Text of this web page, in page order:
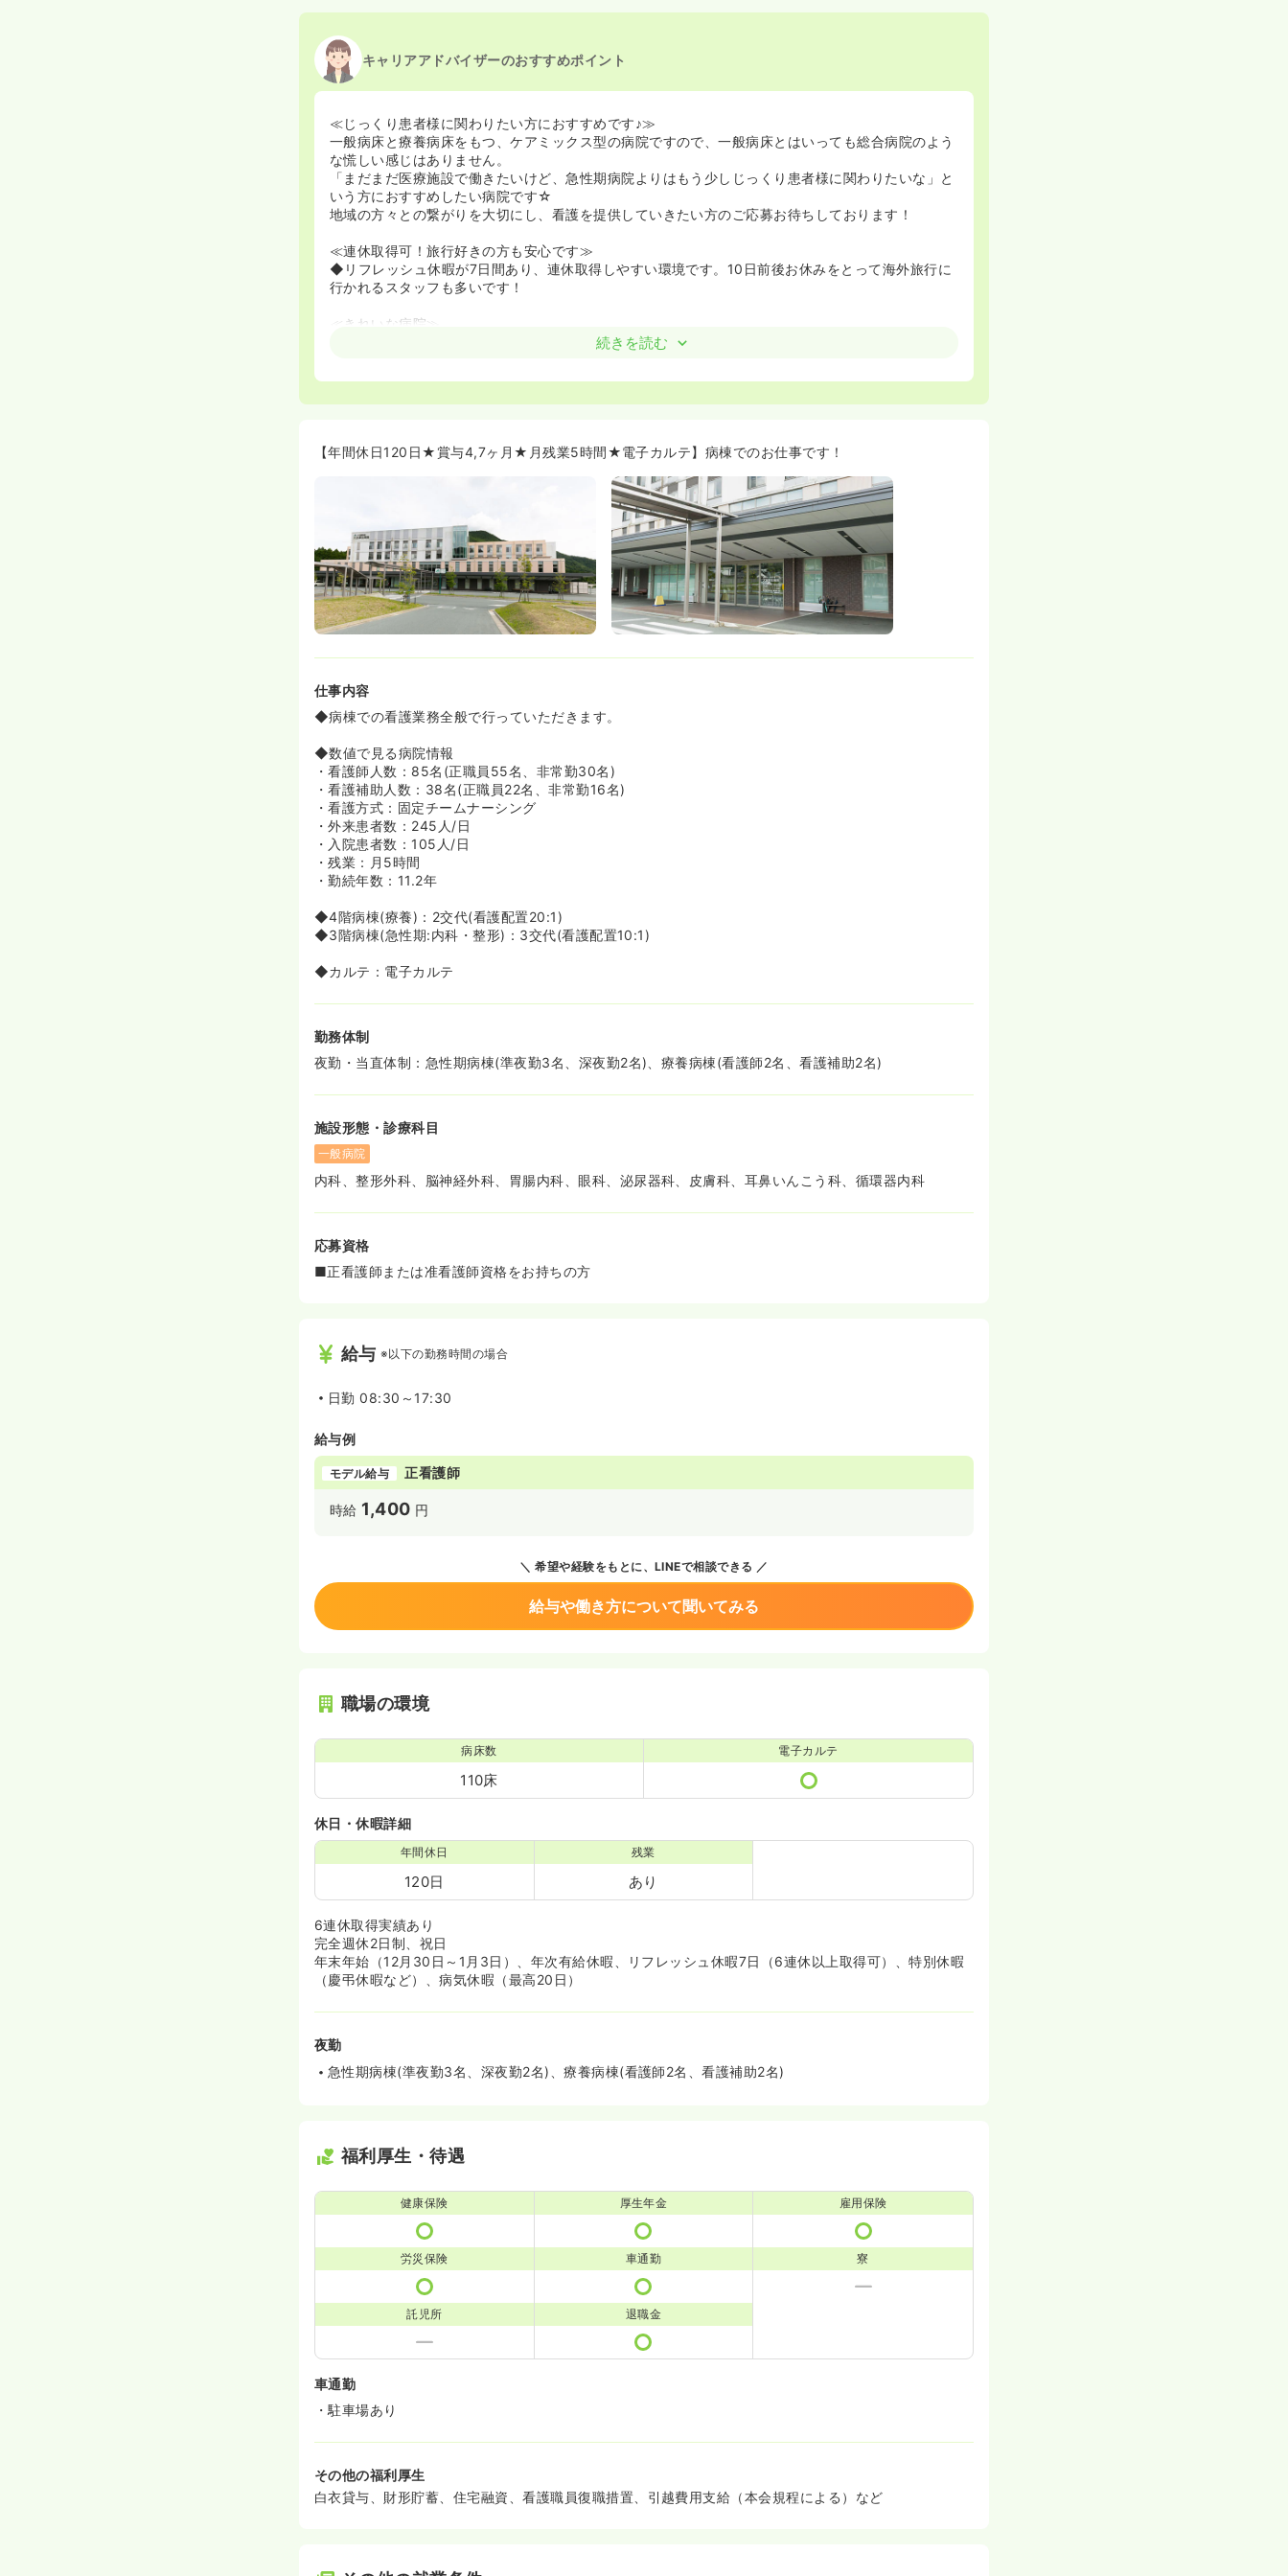
キャリアアドバイザーのおすすめポイント
≪じっくり患者様に関わりたい方におすすめです♪≫
一般病床と療養病床をもつ、ケアミックス型の病院ですので、一般病床とはいっても総合病院のよう
な慌しい感じはありません。
「まだまだ医療施設で働きたいけど、急性期病院よりはもう少しじっくり患者様に関わりたいな」と
いう方におすすめしたい病院です☆
地域の方々との繋がりを大切にし、看護を提供していきたい方のご応募お待ちしております！
≪連休取得可！旅行好きの方も安心です≫
◆リフレッシュ休暇が7日間あり、連休取得しやすい環境です。10日前後お休みをとって海外旅行に
行かれるスタッフも多いです！
≪きれいな病院≫
◆2015年に新築移転となった病院ですので、院内は広く仮眠室等も多数用意されています。
≪定着率◎≫
続きを読む
【年間休日120日★賞与4,7ヶ月★月残業5時間★電子カルテ】病棟でのお仕事です！
仕事内容
◆病棟での看護業務全般で行っていただきます。
◆数値で見る病院情報
・看護師人数：85名(正職員55名、非常勤30名)
・看護補助人数：38名(正職員22名、非常勤16名)
・看護方式：固定チームナーシング
・外来患者数：245人/日
・入院患者数：105人/日
・残業：月5時間
・勤続年数：11.2年
◆4階病棟(療養)：2交代(看護配置20:1)
◆3階病棟(急性期:内科・整形)：3交代(看護配置10:1)
◆カルテ：電子カルテ
勤務体制
夜勤・当直体制：急性期病棟(準夜勤3名、深夜勤2名)、療養病棟(看護師2名、看護補助2名)
施設形態・診療科目
一般病院
内科、整形外科、脳神経外科、胃腸内科、眼科、泌尿器科、皮膚科、耳鼻いんこう科、循環器内科
応募資格
■正看護師または准看護師資格をお持ちの方
給与 ※以下の勤務時間の場合
日勤 08:30～17:30
給与例
モデル給与 正看護師
時給 1,400 円
希望や経験をもとに、LINEで相談できる
給与や働き方について聞いてみる
職場の環境
病床数
110床
電子カルテ
休日・休暇詳細
年間休日
120日
残業
あり
6連休取得実績あり
完全週休2日制、祝日
年末年始（12月30日～1月3日）、年次有給休暇、リフレッシュ休暇7日（6連休以上取得可）、特別休暇
（慶弔休暇など）、病気休暇（最高20日）
夜勤
急性期病棟(準夜勤3名、深夜勤2名)、療養病棟(看護師2名、看護補助2名)
福利厚生・待遇
健康保険 厚生年金 雇用保険
労災保険 車通勤 寮
託児所 退職金
車通勤
・駐車場あり
その他の福利厚生
白衣貸与、財形貯蓄、住宅融資、看護職員復職措置、引越費用支給（本会規程による）など